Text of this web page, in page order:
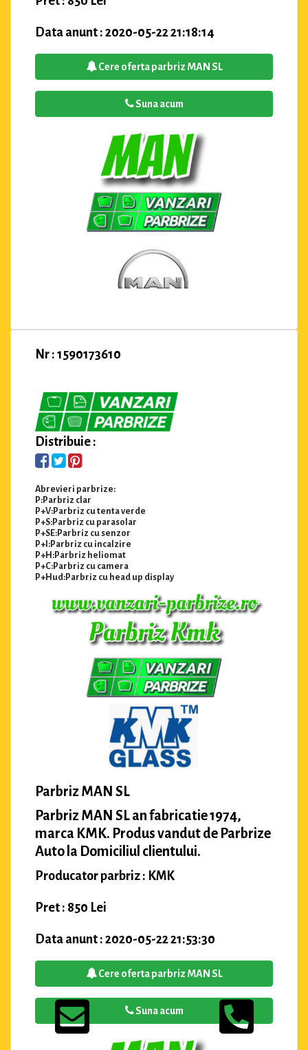
Data anunt : 2020-05-22 21:18:14
Cere oferta parbriz MAN SL
Suna acum
Nr : 1590173610
Distribuie :
Abrevieri parbrize:
P:Parbriz clar
P+V:Parbriz cu tenta verde
P+S:Parbriz cu parasolar
P+SE:Parbriz cu senzor
P+I:Parbriz cu incalzire
P+H:Parbriz heliomat
P+C:Parbriz cu camera
P+Hud:Parbriz cu head up display
Parbriz MAN SL
Parbriz MAN SL an fabricatie 1974,
marca KMK. Produs vandut de Parbrize
Auto la Domiciliul clientului.
Producator parbriz : KMK
Pret : 850 Lei
Data anunt : 2020-05-22 21:53:30
Cere oferta parbriz MAN SL
Suna acum